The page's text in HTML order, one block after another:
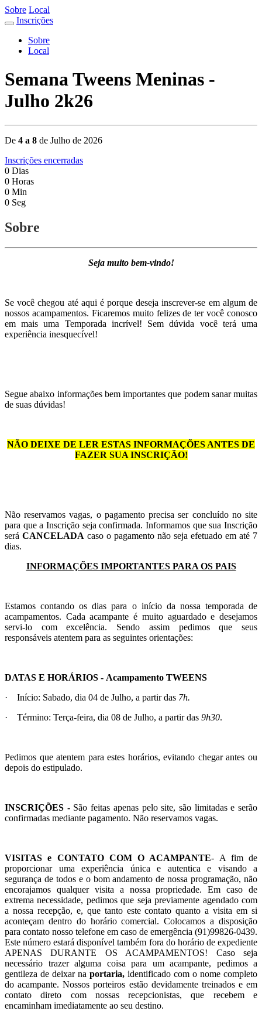
Sobre Local
Inscrições
Sobre
Local
Semana Tweens Meninas -
Julho 2k26
De 4 a 8 de Julho de 2026
Inscrições encerradas
0 Dias
0 Horas
0 Min
0 Seg
Sobre
Seja muito bem-vindo!
Se você chegou até aqui é porque deseja inscrever-se em algum de
nossos acampamentos. Ficaremos muito felizes de ter você conosco
em mais uma Temporada incrível! Sem dúvida você terá uma
experiência inesquecível!
Segue abaixo informações bem importantes que podem sanar muitas
de suas dúvidas!
NÃO DEIXE DE LER ESTAS INFORMAÇÕES ANTES DE
FAZER SUA INSCRIÇÃO!
Não reservamos vagas, o pagamento precisa ser concluído no site
para que a Inscrição seja confirmada. Informamos que sua Inscrição
será CANCELADA caso o pagamento não seja efetuado em até 7
dias.
INFORMAÇÕES IMPORTANTES PARA OS PAIS
Estamos contando os dias para o início da nossa temporada de
acampamentos. Cada acampante é muito aguardado e desejamos
servi-lo com excelência. Sendo assim pedimos que seus
responsáveis atentem para as seguintes orientações:
DATAS E HORÁRIOS - Acampamento TWEENS
· Início: Sabado, dia 04 de Julho, a partir das 7h.
· Término: Terça-feira, dia 08 de Julho, a partir das 9h30.
Pedimos que atentem para estes horários, evitando chegar antes ou
depois do estipulado.
INSCRIÇÕES -São feitas apenas pelo site, são limitadas e serão
confirmadas mediante pagamento. Não reservamos vagas.
VISITAS e CONTATO COM O ACAMPANTE- A fim de
proporcionar uma experiência única e autentica e visando a
segurança de todos e o bom andamento de nossa programação, não
encorajamos qualquer visita a nossa propriedade. Em caso de
extrema necessidade, pedimos que seja previamente agendado com
a nossa recepção, e, que tanto este contato quanto a visita em si
aconteçam dentro do horário comercial. Colocamos a disposição
para contato nosso telefone em caso de emergência (91)99826-0439.
Este número estará disponível também fora do horário de expediente
APENAS DURANTE OS ACAMPAMENTOS! Caso seja
necessário trazer alguma coisa para um acampante, pedimos a
gentileza de deixar na portaria, identificado com o nome completo
do acampante. Nossos porteiros estão devidamente treinados e em
contato direto com nossas recepcionistas, que recebem e
encaminham imediatamente ao seu destino.